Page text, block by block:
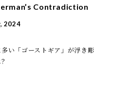
Contradiction
2024
い「ゴーストギア」が浮き彫